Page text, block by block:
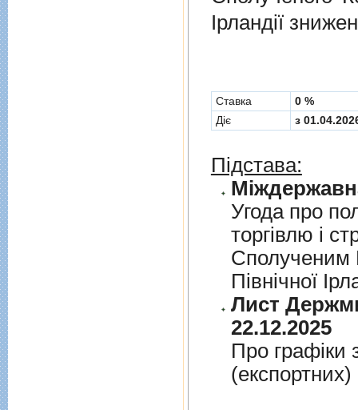
Ірландії
Cтавка
0 %
Діє
з
Підстава:
Угода про
торгiвлю i
Сполученим
Пiвнiчної
Лист
22.12.2025
Про графiки